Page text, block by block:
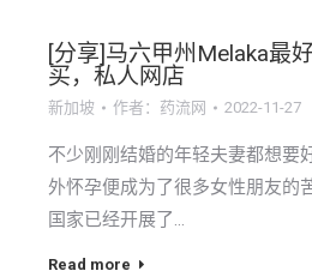
[分享]马六甲州Melaka最
买，私人网店
新加坡 作者： 药流网 2022-11-27
不少刚刚结婚的年轻夫妻都想要
外怀孕便成为了很多女性朋友的
国家已经开展了…
Read more